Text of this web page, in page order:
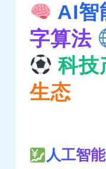
AI智
字算法
科技
生态
人工智